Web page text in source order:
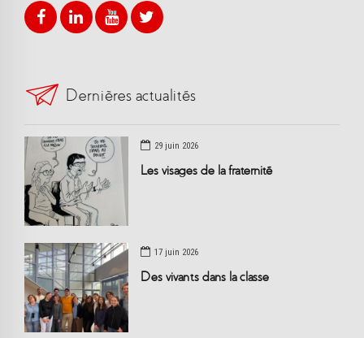
Dernières actualités
29 juin 2026
Les visages de la fraternité
17 juin 2026
Des vivants dans la classe